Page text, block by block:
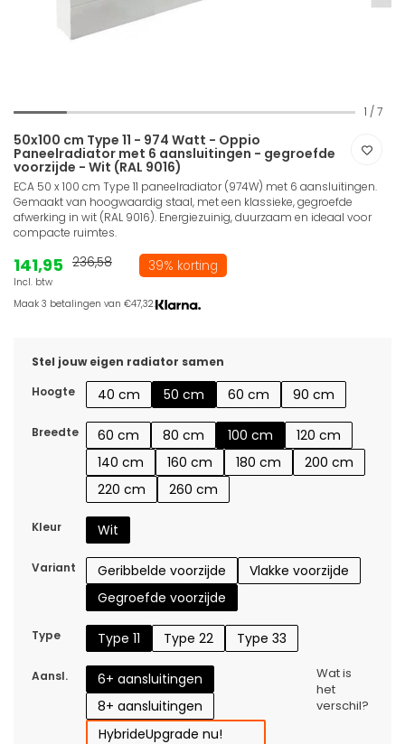
1 / 7
50x100 cm Type 11 - 974 Watt - Oppio
Paneelradiator met 6 aansluitingen - gegroefde
voorzijde - Wit (RAL 9016)
ECA 50 x 100 cm Type 11 paneelradiator (974W) met 6 aansluitingen.
Gemaakt van hoogwaardig staal, met een klassieke, gegroefde
afwerking in wit (RAL 9016). Energiezuinig, duurzaam en ideaal voor
compacte ruimtes.
141,95
Incl. btw
236,58 39% korting
Maak 3 betalingen van €47,32.
Stel jouw eigen radiator samen
Hoogte
40 cm 50 cm 60 cm 90 cm
Breedte 60 cm 80 cm 100 cm
120 cm
140 cm
160 cm 180 cm
200 cm
220 cm
260 cm
Kleur Wit
Variant Geribbelde voorzijde
Vlakke voorzijde
Gegroefde voorzijde
Type Type 11 Type 22 Type 33
Aansl.
6+ aansluitingen
8+ aansluitingen
HybrideUpgrade nu!
Wat is
het
verschil?